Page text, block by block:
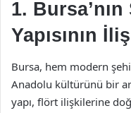
1.
Yapısının
Bursa, hem modern
Anadolu kültürünü bir
yapı, flört ilişkilerine